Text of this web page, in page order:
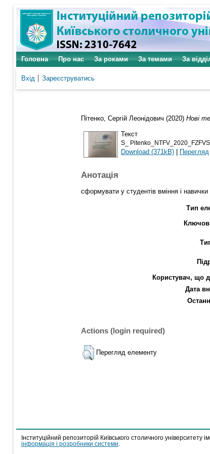
Головна Про нас За роками За темами За
Вхід Зареєструватись
Пітенко, Сергій Леонідович (2020) Нові
Текст
S_
Download (371kB) | Перегляд
Анотація
сформувати у студентів вміння і
Тип
Користувач, що
Дата
Actions (login required)
Перегляд елементу
Інституційний репозиторій Київського столичного університету
інформація і розробники системи